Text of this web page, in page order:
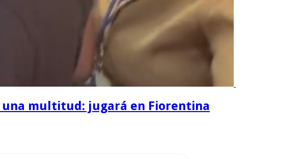
multitud: jugará en Fiorentina